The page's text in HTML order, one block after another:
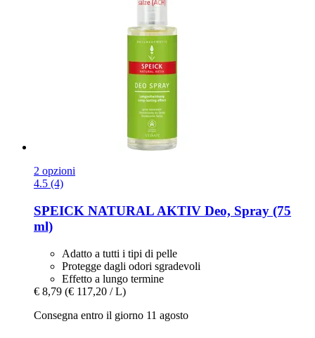
2 opzioni
4.5 (4)
SPEICK NATURAL AKTIV Deo, Spray (75
ml)
Adatto a tutti i tipi di pelle
Protegge dagli odori sgradevoli
Effetto a lungo termine
€ 8,79 (€ 117,20 / L)
Consegna entro il giorno 11 agosto